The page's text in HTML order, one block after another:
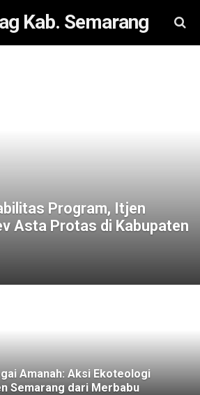
Kab. Semarang
Program, Itjen
Asta Protas di Kabupaten
Amanah: Aksi Ekoteologi
Semarang dari Merbabu